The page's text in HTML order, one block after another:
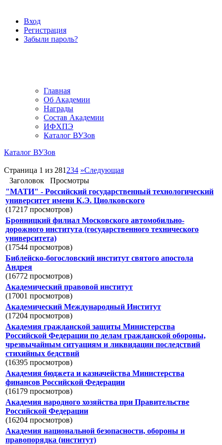
Вход
Регистрация
Забыли пароль?
Главная
Об Академии
Награды
Состав Академии
ИФХПЭ
Каталог ВУЗов
Каталог ВУЗов
Страница 1 из 281 234 »Следующая
Заголовок
Просмотры
"МАТИ" - Российский государственный технологический
университет имени К.Э. Циолковского
(17217 просмотров)
Бронницкий филиал Московского автомобильно-
дорожного института (государственного технического
университета)
(17544 просмотров)
Библейско-богословский институт святого апостола
Андрея
(16772 просмотров)
Академический правовой институт
(17001 просмотров)
Академический Международный Институт
(17204 просмотров)
Академия гражданской защиты Министерства
Российской Федерации по делам гражданской обороны,
чрезвычайным ситуациям и ликвидации последствий
стихийных бедствий
(16395 просмотров)
Академия бюджета и казначейства Министерства
финансов Российской Федерации
(16179 просмотров)
Академия народного хозяйства при Правительстве
Российской Федерации
(16204 просмотров)
Академия национальной безопасности, обороны и
правопорядка (институт)